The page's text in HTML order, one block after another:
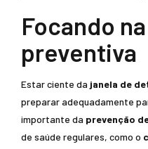
Focando
preventiva
Estar ciente da janela de
preparar adequadamente
importante da prevenção
de saúde regulares, como o